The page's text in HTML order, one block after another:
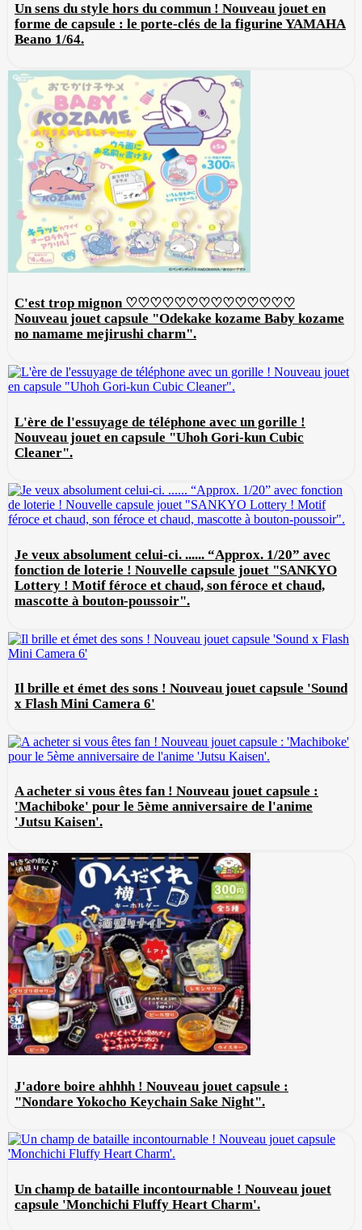
Un sens du style hors du commun ! Nouveau jouet en
forme de capsule : le porte-clés de la figurine YAMAHA
Beano 1/64.
C'est trop mignon ♡♡♡♡♡♡♡♡♡♡♡♡♡♡
Nouveau jouet capsule "Odekake kozame Baby kozame
no namame mejirushi charm".
L'ère de l'essuyage de téléphone avec un gorille !
Nouveau jouet en capsule "Uhoh Gori-kun Cubic
Cleaner".
Je veux absolument celui-ci. ...... “Approx. 1/20” avec
fonction de loterie ! Nouvelle capsule jouet "SANKYO
Lottery ! Motif féroce et chaud, son féroce et chaud,
mascotte à bouton-poussoir".
Il brille et émet des sons ! Nouveau jouet capsule 'Sound
x Flash Mini Camera 6'
A acheter si vous êtes fan ! Nouveau jouet capsule :
'Machiboke' pour le 5ème anniversaire de l'anime
'Jutsu Kaisen'.
J'adore boire ahhhh ! Nouveau jouet capsule :
"Nondare Yokocho Keychain Sake Night".
Un champ de bataille incontournable ! Nouveau jouet
capsule 'Monchichi Fluffy Heart Charm'.